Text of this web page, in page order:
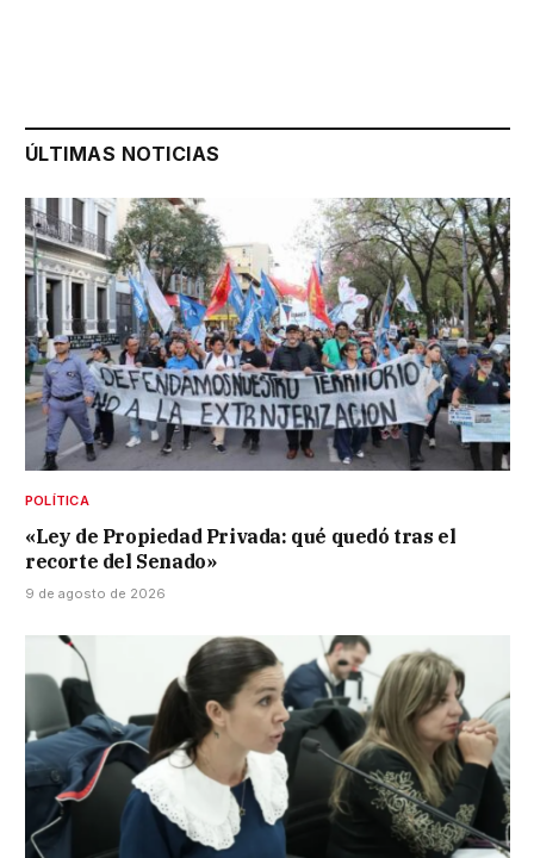
ÚLTIMAS NOTICIAS
POLÍTICA
«Ley de Propiedad Privada: qué quedó tras el
recorte del Senado»
9 de agosto de 2026